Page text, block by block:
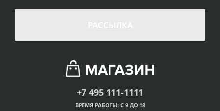
+7 495 111-1111
ВРЕМЯ РАБОТЫ: С 9 ДО 18